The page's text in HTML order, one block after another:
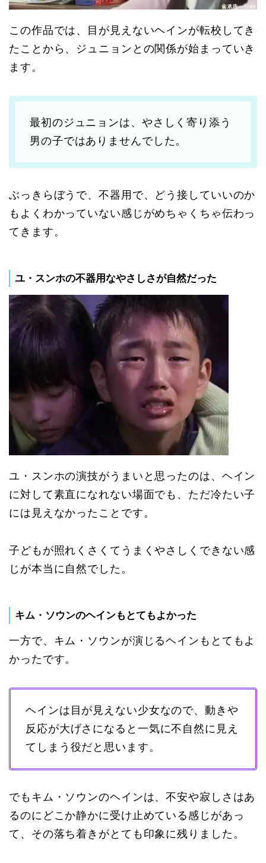
この作品では、目が見えないヘインが転校してき
たことから、ジュニョンとの関係が始まっていき
ます。
最初のジュニョンは、やさしく寄り添う
男の子ではありませんでした。
ぶっきらぼうで、不器用で、どう接していいのか
もよくわかっていない感じがめちゃくちゃ伝わっ
てきます。
ユ・スンホの不器用なやさしさが自然だった
ユ・スンホの演技がうまいと思ったのは、ヘイン
に対して素直になれない場面でも、ただ冷たい子
には見えなかったことです。
子どもが照れくさくてうまくやさしくできない感
じが本当に自然でした。
キム・ソウンのヘインもとてもよかった
一方で、キム・ソウンが演じるヘインもとてもよ
かったです。
ヘインは目が見えない少女なので、動きや
反応が大げさになると一気に不自然に見え
てしまう役だと思います。
でもキム・ソウンのヘインは、不安や寂しさはあ
るのにどこか静かに受け止めている感じがあっ
て、その落ち着きがとても印象に残りました。